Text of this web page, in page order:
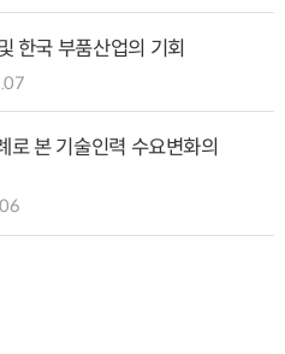
한국 부품산업의 기회
로 본 기술인력 수요변화의